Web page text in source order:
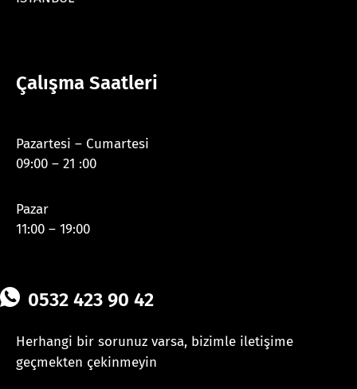
Çalışma Saatleri
Pazartesi – Cumartesi
09:00 – 21 :00
Pazar
11:00 – 19:00
0532 423 90 42
Herhangi bir sorunuz varsa, bizimle iletişime
geçmekten çekinmeyin